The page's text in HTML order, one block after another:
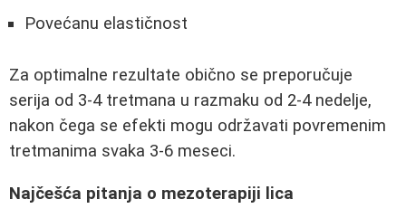
Povećanu elastičnost
Za optimalne rezultate obično se preporučuje
serija od 3-4 tretmana u razmaku od 2-4 nedelje,
nakon čega se efekti mogu održavati povremenim
tretmanima svaka 3-6 meseci.
Najčešća pitanja o mezoterapiji lica